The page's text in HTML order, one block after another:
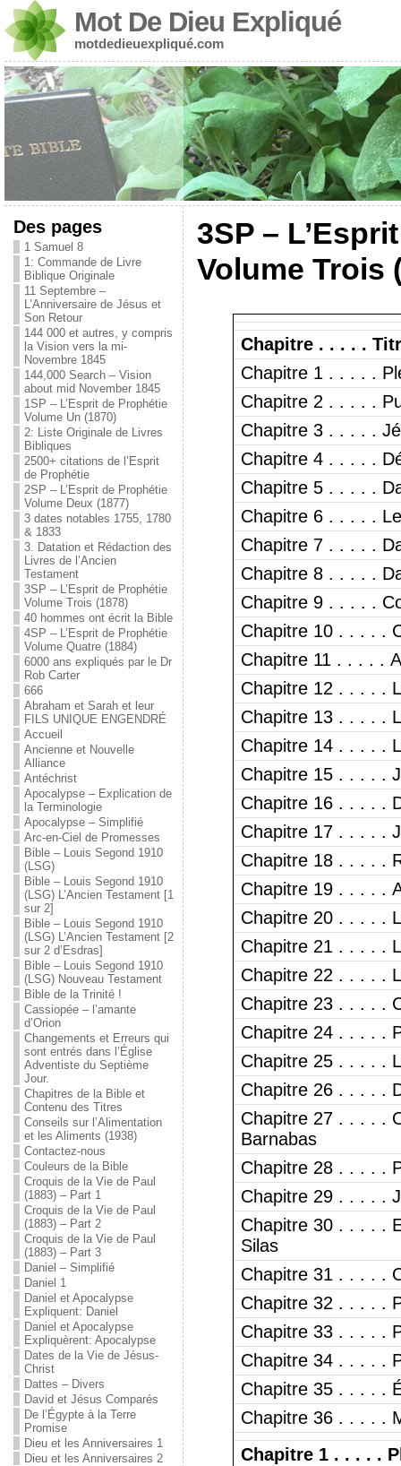
Mot De Dieu Expliqué
motdedieuexpliqué.com
Des pages
1 Samuel 8
1: Commande de Livre
Biblique Originale
11 Septembre –
L’Anniversaire de Jésus et
Son Retour
144 000 et autres, y compris
la Vision vers la mi-
Novembre 1845
144,000 Search – Vision
about mid November 1845
1SP – L’Esprit de Prophétie
Volume Un (1870)
2: Liste Originale de Livres
Bibliques
2500+ citations de l’Esprit
de Prophétie
2SP – L’Esprit de Prophétie
Volume Deux (1877)
3 dates notables 1755, 1780
& 1833
3. Datation et Rédaction des
Livres de l’Ancien
Testament
3SP – L’Esprit de Prophétie
Volume Trois (1878)
40 hommes ont écrit la Bible
4SP – L’Esprit de Prophétie
Volume Quatre (1884)
6000 ans expliqués par le Dr
Rob Carter
666
Abraham et Sarah et leur
FILS UNIQUE ENGENDRÉ
Accueil
Ancienne et Nouvelle
Alliance
Antéchrist
Apocalypse – Explication de
la Terminologie
Apocalypse – Simplifié
Arc-en-Ciel de Promesses
Bible – Louis Segond 1910
(LSG)
Bible – Louis Segond 1910
(LSG) L’Ancien Testament [1
sur 2]
Bible – Louis Segond 1910
(LSG) L’Ancien Testament [2
sur 2 d’Esdras]
Bible – Louis Segond 1910
(LSG) Nouveau Testament
Bible de la Trinité !
Cassiopée – l’amante
d’Orion
Changements et Erreurs qui
sont entrés dans l’Église
Adventiste du Septième
Jour.
Chapitres de la Bible et
Contenu des Titres
Conseils sur l’Alimentation
et les Aliments (1938)
Contactez-nous
Couleurs de la Bible
Croquis de la Vie de Paul
(1883) – Part 1
Croquis de la Vie de Paul
(1883) – Part 2
Croquis de la Vie de Paul
(1883) – Part 3
Daniel – Simplifié
Daniel 1
Daniel et Apocalypse
Expliquent: Daniel
Daniel et Apocalypse
Expliquèrent: Apocalypse
Dates de la Vie de Jésus-
Christ
Dattes – Divers
David et Jésus Comparés
De l’Égypte à la Terre
Promise
Dieu et les Anniversaires 1
Dieu et les Anniversaires 2
3SP –
Volume Trois
Chapitre . . . . .
Chapitre 1 . . . . .
Chapitre 2 . . . . .
Chapitre 3 . . . . .
Chapitre 4 . . . . .
Chapitre 5 . . . . .
Chapitre 6 . . . . .
Chapitre 7 . . . . .
Chapitre 8 . . . . .
Chapitre 9 . . . . .
Chapitre 10 . . . . .
Chapitre 11 . . . . .
Chapitre 12 . . . . .
Chapitre 13 . . . . .
Chapitre 14 . . . . .
Chapitre 15 . . . . .
Chapitre 16 . . . . .
Chapitre 17 . . . . .
Chapitre 18 . . . . .
Chapitre 19 . . . . .
Chapitre 20 . . . . .
Chapitre 21 . . . . .
Chapitre 22 . . . . .
Chapitre 23 . . . . .
Chapitre 24 . . . . .
Chapitre 25 . . . . .
Chapitre 26 . . . . .
Chapitre 27 . . . . .
Barnabas
Chapitre 28 . . . . .
Chapitre 29 . . . . .
Chapitre 30 . . . . .
Silas
Chapitre 31 . . . . .
Chapitre 32 . . . . .
Chapitre 33 . . . . .
Chapitre 34 . . . . .
Chapitre 35 . . . . .
Chapitre 36 . . . . .
Chapitre 1 . . . . .